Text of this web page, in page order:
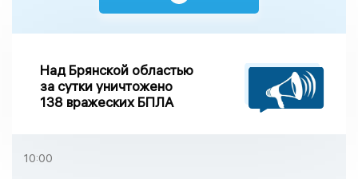
Над Брянской областью
за сутки уничтожено
138 вражеских БПЛА
10:00